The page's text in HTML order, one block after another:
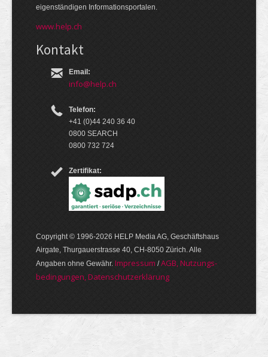
eigen­ständigen Infor­mations­por­talen.
www.help.ch
Kontakt
Email:
info@help.ch
Telefon:
+41 (0)44 240 36 40
0800 SEARCH
0800 732 724
Zertifikat:
Copyright © 1996-2026 HELP Media AG, Geschäftshaus
Airgate, Thurgauer­strasse 40, CH-8050 Zürich. Alle
Angaben ohne Gewähr. Im­pres­sum /AGB, Nut­zungs­
bedin­gungen, Daten­schutz­er­klärung